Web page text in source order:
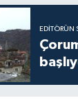
EDITÖRÜN